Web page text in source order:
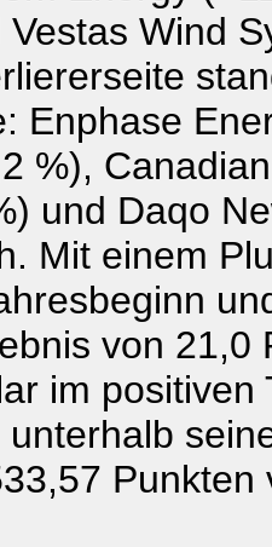
Wind
Enphase
%),
und Daqo
Mit einem
von 21,0
im positiven
Punkten